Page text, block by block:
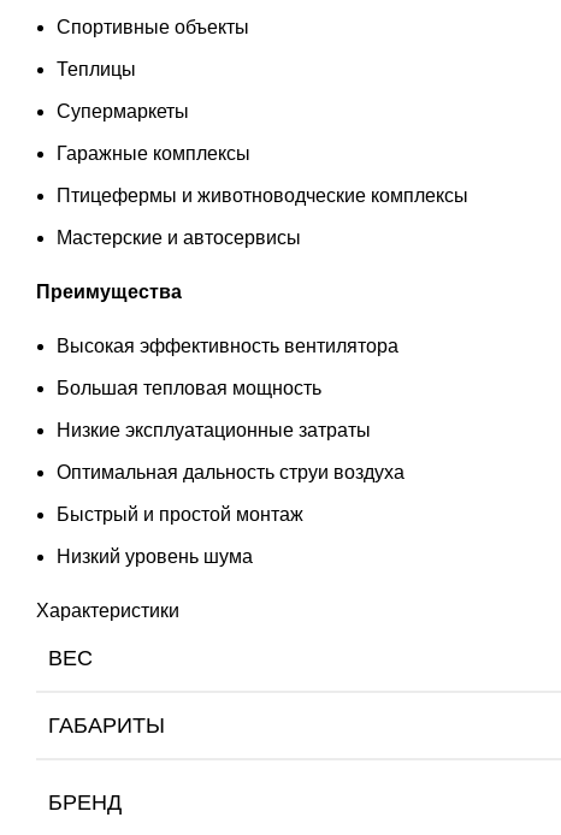
Спортивные объекты
Теплицы
Супермаркеты
Гаражные комплексы
Птицефермы и животноводческие комплексы
Мастерские и автосервисы
Преимущества
Высокая эффективность вентилятора
Большая тепловая мощность
Низкие эксплуатационные затраты
Оптимальная дальность струи воздуха
Быстрый и простой монтаж
Низкий уровень шума
Характеристики
ВЕС
ГАБАРИТЫ
БРЕНД